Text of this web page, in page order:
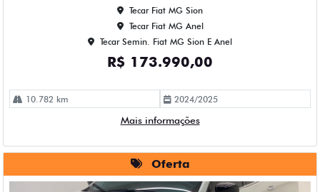
Tecar Fiat MG Sion
Tecar Fiat MG Anel
Tecar Semin. Fiat MG Sion E Anel
R$ 173.990,00
10.782 km 2024/2025
Mais informações
Oferta